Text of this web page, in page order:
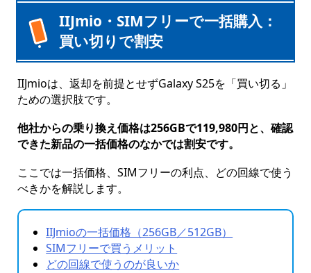
IIJmio・SIMフリーで一括購入：
買い切りで割安
IIJmioは、返却を前提とせずGalaxy S25を「買い切る」
ための選択肢です。
他社からの乗り換え価格は256GBで119,980円と、確認
できた新品の一括価格のなかでは割安です。
ここでは一括価格、SIMフリーの利点、どの回線で使う
べきかを解説します。
IIJmioの一括価格（256GB／512GB）
SIMフリーで買うメリット
どの回線で使うのが良いか